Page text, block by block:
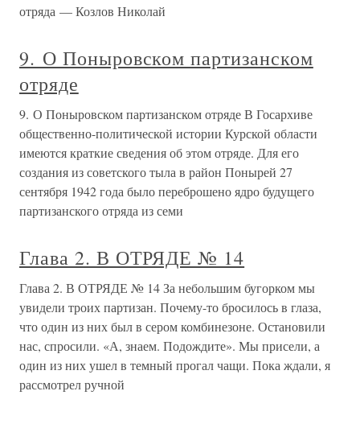
отряда — Козлов Николай
9. О Поныровском партизанском
отряде
9. О Поныровском партизанском отряде В Госархиве
общественно-политической истории Курской области
имеются краткие сведения об этом отряде. Для его
создания из советского тыла в район Понырей 27
сентября 1942 года было переброшено ядро будущего
партизанского отряда из семи
Глава 2. В ОТРЯДЕ № 14
Глава 2. В ОТРЯДЕ № 14 За небольшим бугорком мы
увидели троих партизан. Почему-то бросилось в глаза,
что один из них был в сером комбинезоне. Остановили
нас, спросили. «А, знаем. Подождите». Мы присели, а
один из них ушел в темный прогал чащи. Пока ждали, я
рассмотрел ручной